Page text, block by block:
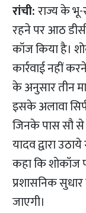
रांची:राज्य के
रहने पर आठ
कॉज किया है।
कार्रवाई नहीं
के अनुसार तीन
इसके अलावा
जिनके पास सौ
यादव द्वारा
कहा कि शोकॉज
प्रशासनिक
जाएगी।